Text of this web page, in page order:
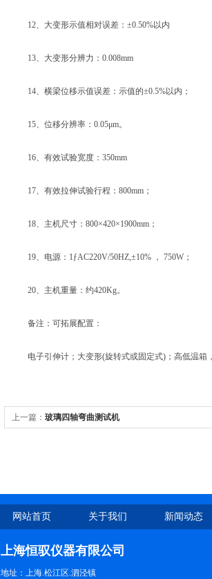
12、大变形示值相对误差：±0.50%以内
13、大变形分辨力：0.008mm
14、横梁位移示值误差：示值的±0.5%以内；
15、位移分辨率：0.05μm。
16、有效试验宽度：350mm
17、有效拉伸试验行程：800mm；
18、主机尺寸：800×420×1900mm；
19、电源：1ƒAC220V/50HZ,±10% ， 750W；
20、主机重量：约420Kg。
备注：可拓展配置：
电子引伸计；大变形(旋转式或固定式)；高低温箱
上一篇： 玻璃四轴弯曲测试机
网站首页 关于我们 新闻动态
上海恒驭仪器有限公司
地址：上海.松江区.泗泾镇